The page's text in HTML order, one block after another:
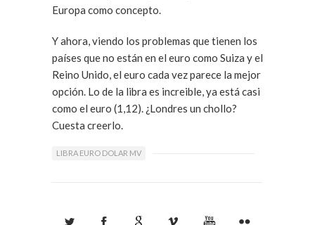
Europa como concepto.
Y ahora, viendo los problemas que tienen los
países que no están en el euro como Suiza y el
Reino Unido, el euro cada vez parece la mejor
opción. Lo de la libra es increible, ya está casi
como el euro (1,12). ¿Londres un chollo?
Cuesta creerlo.
LIBRA EURO DOLAR MV